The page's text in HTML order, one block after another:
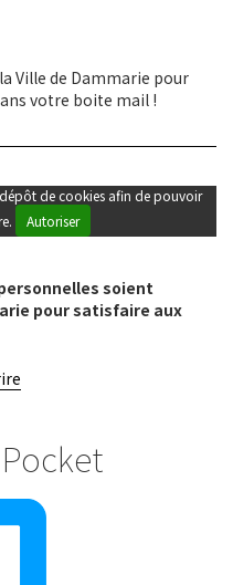
Ville de Dammarie pour
votre boite mail !
dépôt de cookies afin de pouvoir
Autoriser
soient
pour satisfaire aux